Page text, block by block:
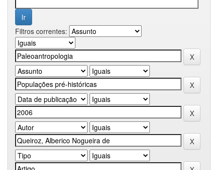
Filtros correntes: